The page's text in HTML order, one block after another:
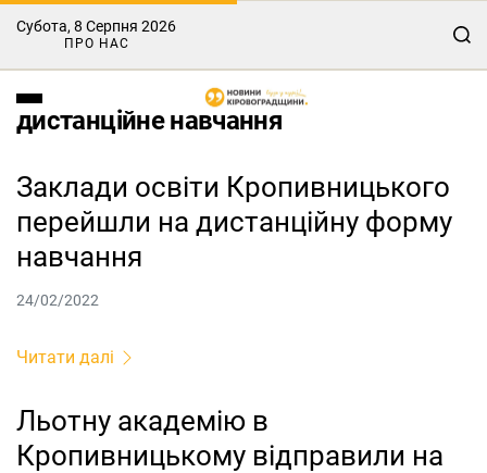
Субота, 8 Серпня 2026
ПРО НАС
дистанційне навчання
Заклади освіти Кропивницького
перейшли на дистанційну форму
навчання
24/02/2022
Читати далі
Льотну академію в
Кропивницькому відправили на